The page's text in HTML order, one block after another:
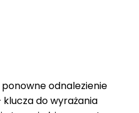
odnalezienie
klucza do wyrażania